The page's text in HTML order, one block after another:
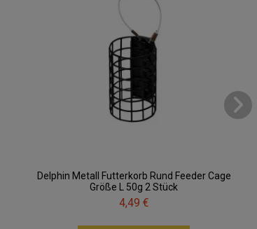
Delphin Metall Futterkorb Rund Feeder Cage
Größe L 50g 2 Stück
4,49 €